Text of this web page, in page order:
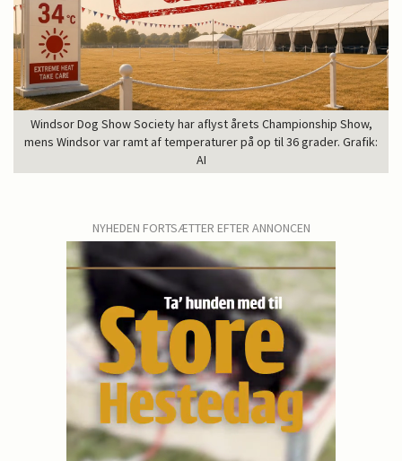
Windsor Dog Show Society har aflyst årets Championship Show,
mens Windsor var ramt af temperaturer på op til 36 grader. Grafik:
AI
NYHEDEN FORTSÆTTER EFTER ANNONCEN